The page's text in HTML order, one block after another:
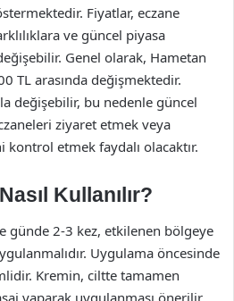
Fiyatlar, eczane
ve güncel piyasa
Genel olarak, Hametan
TL arasında değişmektedir.
değişebilir, bu nedenle güncel
ziyaret etmek veya
etmek faydalı olacaktır.
Kullanılır?
günde 2-3 kez, etkilenen bölgeye
Uygulama öncesinde
Kremin, ciltte tamamen
yaparak uygulanması önerilir.